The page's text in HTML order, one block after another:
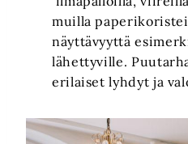
muilla
näyttävyyttä
lähettyville.
erilaiset lyhdyt ja